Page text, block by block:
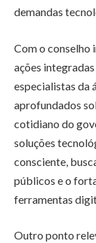
demandas
Com o conselho
ações
especialistas da
aprofundados
cotidiano do
soluções
consciente,
públicos e o
ferramentas
Outro ponto